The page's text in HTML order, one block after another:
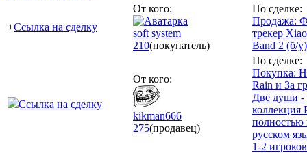
+Ссылка на сделку
От кого:
soft system
210(покупатель)
По сделке:
Продажа:
трекер
Band 2 (б/
Ссылка на сделку
От кого:
kikman666
275(продавец)
По сделке:
Покупка:
Rain и За
Две души -
коллекция
полностью
русском
1-2